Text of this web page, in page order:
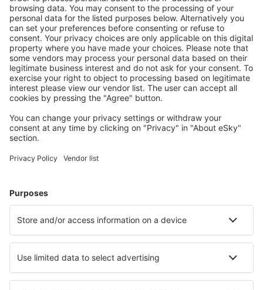
Economiseşte mai mult
Prețuri atractive și oferte speciale pentru utilizatorii
conectați.
Cazarea preferată
Alege din peste 1,3 mil. de opţiuni: hoteluri, cabane,
Cele mai căutate cazări de către utilizatorii eSky
Cazare în Nisa
Cazare în Paris Cazare în Le Cap d`Agde
Cazare în Pornic Cazare în St Cyprien Plage
Cazare în Les Allues Cazare în Grimaud